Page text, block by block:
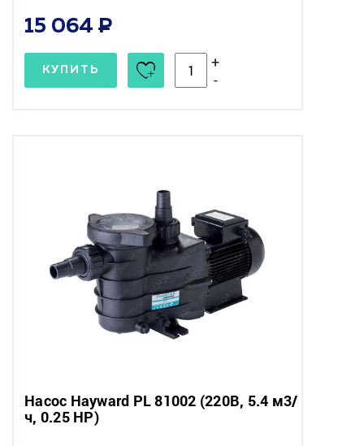
15 064
КУПИТЬ
+
-
Насос Hayward PL 81002 (220В, 5.4 м3/
ч, 0.25 HP)